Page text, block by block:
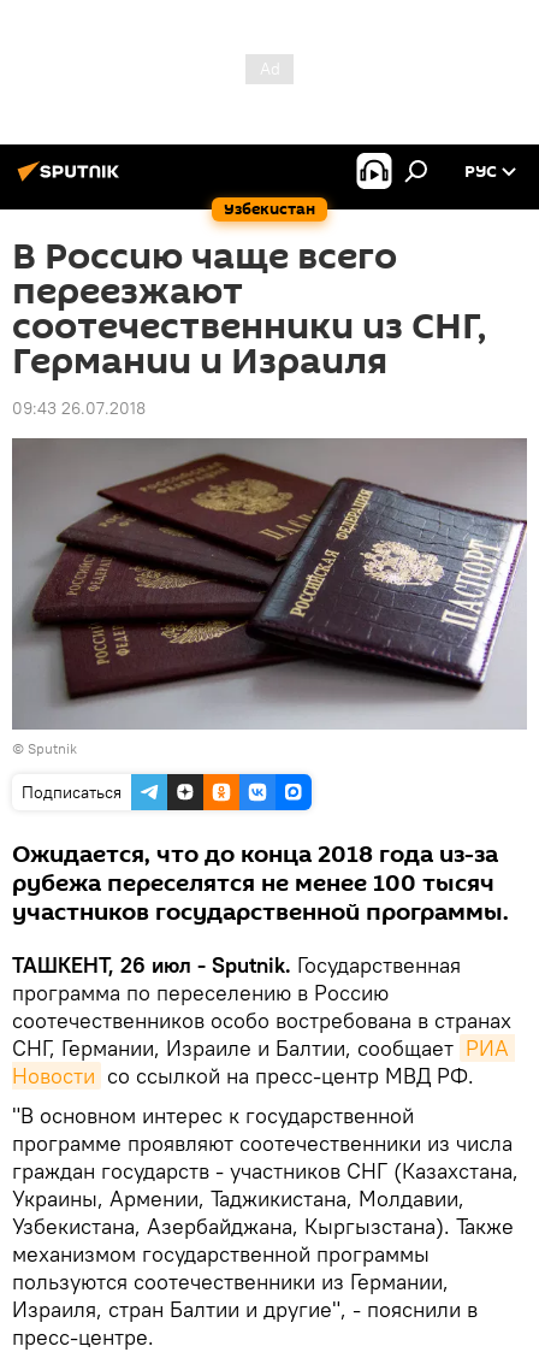
Узбекистан
РУС
В Россию чаще всего
переезжают
соотечественники из СНГ,
Германии и Израиля
09:43 26.07.2018
© Sputnik
Подписаться
Ожидается, что до конца 2018 года из-за
рубежа переселятся не менее 100 тысяч
участников государственной программы.
ТАШКЕНТ, 26 июл - Sputnik. Государственная
программа по переселению в Россию
соотечественников особо востребована в странах
СНГ, Германии, Израиле и Балтии, сообщает РИА
Новости со ссылкой на пресс-центр МВД РФ.
"В основном интерес к государственной
программе проявляют соотечественники из числа
граждан государств - участников СНГ (Казахстана,
Украины, Армении, Таджикистана, Молдавии,
Узбекистана, Азербайджана, Кыргызстана). Также
механизмом государственной программы
пользуются соотечественники из Германии,
Израиля, стран Балтии и другие", - пояснили в
пресс-центре.